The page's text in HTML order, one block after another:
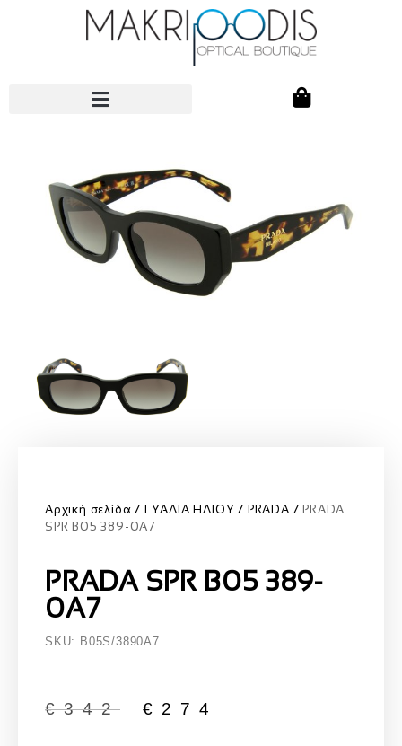
Αρχική σελίδα ΓΥΑΛΙΑ ΗΛΙΟΥ PRADA
PRADA
SPR B05 389-0A7
PRADA SPR B05 389-
0A7
SKU: B05S/3890A7
€342 € 274